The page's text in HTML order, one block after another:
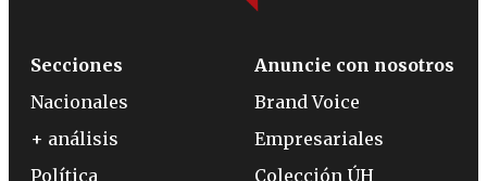
Secciones
Nacionales
+ análisis
Política
Anuncie con nosotros
Brand Voice
Empresariales
Colección ÚH